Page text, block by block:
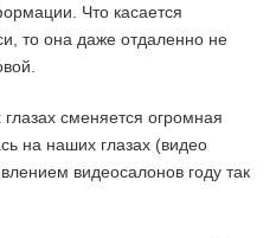
Что касается
то она даже отдаленно не
сменяется огромная
на наших глазах (видео
видеосалонов году так